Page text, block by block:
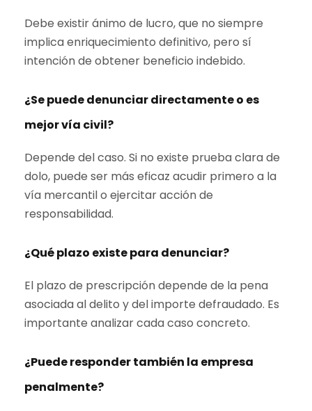
Debe existir ánimo de lucro, que no siempre
implica enriquecimiento definitivo, pero sí
intención de obtener beneficio indebido.
¿Se puede denunciar directamente o es
mejor vía civil?
Depende del caso. Si no existe prueba clara de
dolo, puede ser más eficaz acudir primero a la
vía mercantil o ejercitar acción de
responsabilidad.
¿Qué plazo existe para denunciar?
El plazo de prescripción depende de la pena
asociada al delito y del importe defraudado. Es
importante analizar cada caso concreto.
¿Puede responder también la empresa
penalmente?